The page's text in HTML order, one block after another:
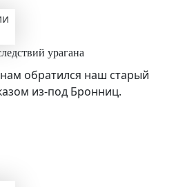
урагана
обратился наш старый
из-под Бронниц.